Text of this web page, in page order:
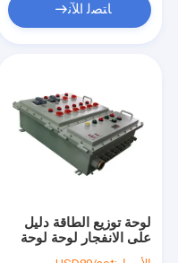
ﺎﺘﺼﻟ ﺍﻶﻧ
لوحة توزيع الطاقة دليل
على الانفجار لوحة لوحة
الانفجار دليل على